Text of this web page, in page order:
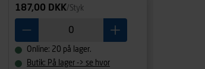
187,00 DKK/Styk
Online: 20 på lager.
Butik: På lager -> se hvor